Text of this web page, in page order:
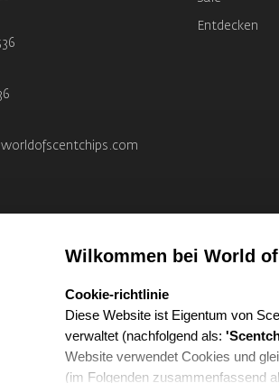
Entdecken
Wilkommen bei World
select language
Cookie-richtlinie
Diese Website ist Eigentum von
verwaltet (nachfolgend als:
Website verwendet Cookies und
(im Folgenden zusammenfassend